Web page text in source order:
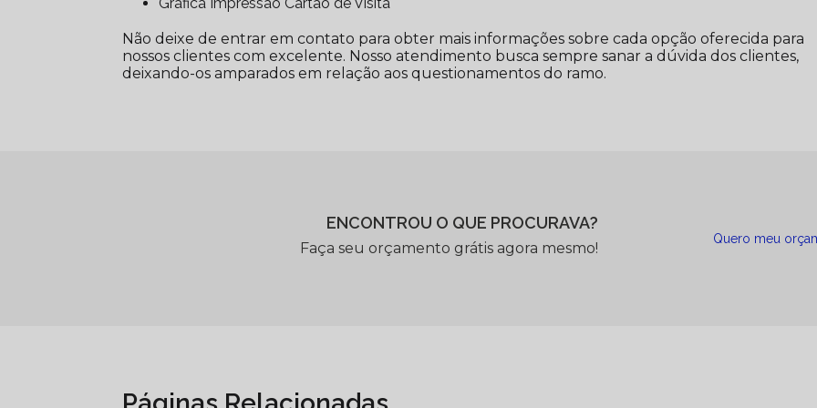
Não deixe de entrar em contato para obter mais informações sobre cada opção oferecida para
nossos clientes com excelente. Nosso atendimento busca sempre sanar a dúvida dos clientes,
deixando-os amparados em relação aos questionamentos do ramo.
ENCONTROU O QUE PROCURAVA?
Faça seu orçamento grátis agora mesmo!
Quero meu